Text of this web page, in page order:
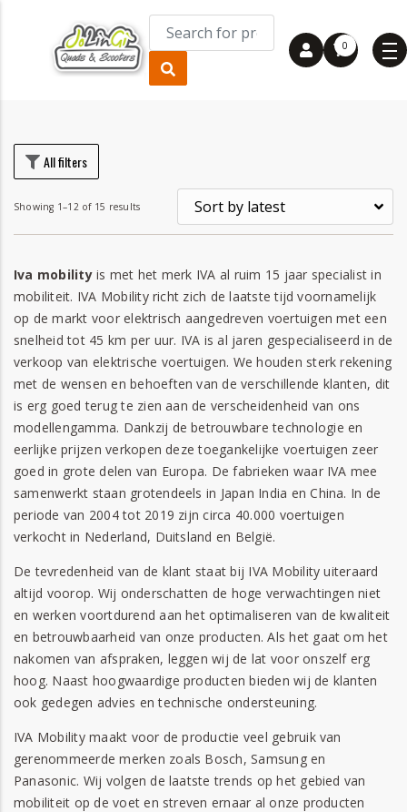
0
All filters
Showing 1–12 of 15 results
Iva mobilityis met het merk IVA al ruim 15 jaar specialist in
mobiliteit. IVA Mobility richt zich de laatste tijd voornamelijk
op de markt voor elektrisch aangedreven voertuigen met een
snelheid tot 45 km per uur. IVA is al jaren gespecialiseerd in de
verkoop van elektrische voertuigen. We houden sterk rekening
met de wensen en behoeften van de verschillende klanten, dit
is erg goed terug te zien aan de verscheidenheid van ons
modellengamma. Dankzij de betrouwbare technologie en
eerlijke prijzen verkopen deze toegankelijke voertuigen zeer
goed in grote delen van Europa. De fabrieken waar IVA mee
samenwerkt staan grotendeels in Japan India en China. In de
periode van 2004 tot 2019 zijn circa 40.000 voertuigen
verkocht in Nederland, Duitsland en België.
De tevredenheid van de klant staat bij IVA Mobility uiteraard
altijd voorop. Wij onderschatten de hoge verwachtingen niet
en werken voortdurend aan het optimaliseren van de kwaliteit
en betrouwbaarheid van onze producten. Als het gaat om het
nakomen van afspraken, leggen wij de lat voor onszelf erg
hoog. Naast hoogwaardige producten bieden wij de klanten
ook gedegen advies en technische ondersteuning.
IVA Mobility maakt voor de productie veel gebruik van
gerenommeerde merken zoals Bosch, Samsung en
Panasonic. Wij volgen de laatste trends op het gebied van
mobiliteit op de voet en streven ernaar al onze producten